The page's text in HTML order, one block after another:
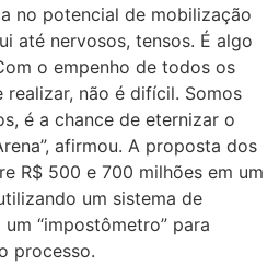
no potencial de mobilização
até nervosos, tensos. É algo
o empenho de todos os
não é difícil. Somos
é a chance de eternizar o
afirmou. A proposta dos
R$ 500 e 700 milhões em um
um sistema de
“impostômetro” para
processo.